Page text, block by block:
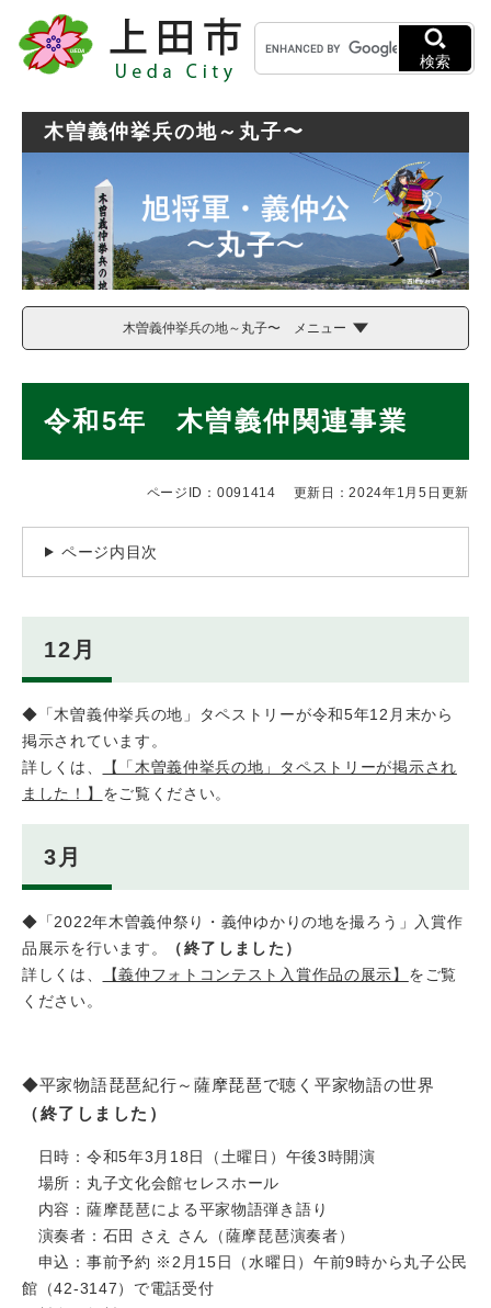
メニューを飛ばして本文へ
キ
ー
ワ
ド
検
検索
木曽義仲挙兵の地～丸子〜
木曽義仲挙兵の地～丸子〜 メニュー
令和5年 木曽義仲関連事業
ページID：0091414 更新日：2024年1月5日更新
ページ内目次
12月
◆「木曽義仲挙兵の地」タペストリーが令和5年12月末から
掲示されています。
詳しくは、
【「木曽義仲挙兵の地」タペストリーが掲示され
ました！】 をご覧ください。
3月
◆「2022年木曽義仲祭り・義仲ゆかりの地を撮ろう」入賞作
品展示を行います。​
（終了しました）
詳しくは、
【義仲フォトコンテスト入賞作品の展示】 をご覧
ください。
◆平家物語琵琶紀行～薩摩琵琶で聴く平家物語の世界
（終了しました）
日時：令和5年3月18日（土曜日）午後3時開演
場所：丸子文化会館セレスホール
内容：薩摩琵琶による平家物語弾き語り
演奏者：石田 さえ さん（薩摩琵琶演奏者）
申込：事前予約 ※2月15日（水曜日）午前9時から丸子公民
館（42-3147）で電話受付